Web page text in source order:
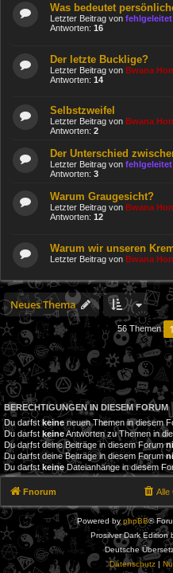
Was bedeutet
Letzter Beitrag von fehlgeleitet
Antworten: 16
Der letzte Bucklige?
Letzter Beitrag von Bwana
Antworten: 14
Selbstzweifel
Letzter Beitrag von Bwana
Antworten: 2
Der Unterschied
Letzter Beitrag von fehlgeleitet
Antworten: 3
Warum Graugesicht?
Letzter Beitrag von Bwana
Antworten: 12
Warum wir unseren
Letzter Beitrag von Bwana
Neues Thema
56 Themen 1
BERECHTIGUNGEN IN DIESEM FORUM
Du darfstkeineneuen Themen in diesem
Du darfst keineAntworten zu Themen in
Du darfst deine Beiträge in diesem Forum
Du darfst deine Beiträge in diesem Forum
Du darfstkeineDateianhänge in diesem
Fnorum Alle
Powered by phpBB®
Prosilver Dark Edition
Deutsche
Datenschutz|